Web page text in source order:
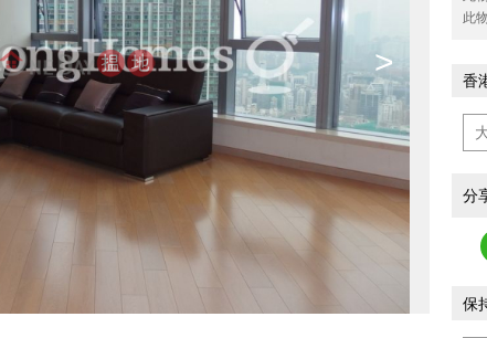
>
此
香
分
保